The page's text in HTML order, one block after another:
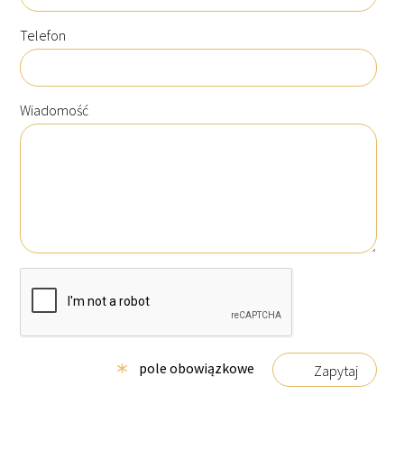
Telefon
Wiadomość
pole obowiązkowe